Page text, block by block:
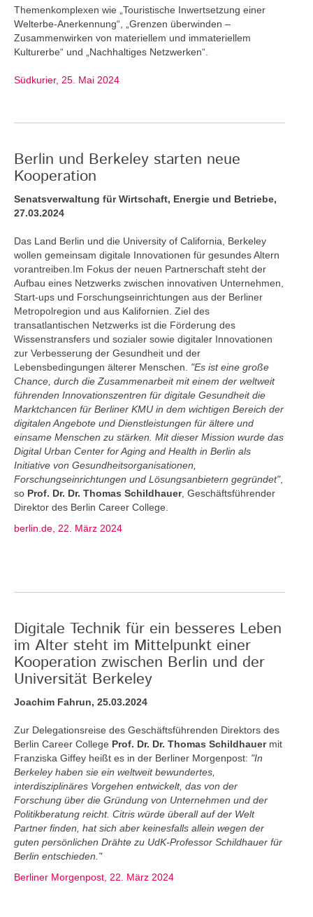
Themenkomplexen wie „Touristische Inwertsetzung einer
Welterbe-Anerkennung“, „Grenzen überwinden –
Zusammenwirken von materiellem und immateriellem
Kulturerbe“ und „Nachhaltiges Netzwerken“.
Südkurier, 25. Mai 2024
Berlin und Berkeley starten neue
Kooperation
Senatsverwaltung für Wirtschaft, Energie und Betriebe,
27.03.2024
Das Land Berlin und die University of California, Berkeley
wollen gemeinsam digitale Innovationen für gesundes Altern
vorantreiben.Im Fokus der neuen Partnerschaft steht der
Aufbau eines Netzwerks zwischen innovativen Unternehmen,
Start-ups und Forschungseinrichtungen aus der Berliner
Metropolregion und aus Kalifornien. Ziel des
transatlantischen Netzwerks ist die Förderung des
Wissenstransfers und sozialer sowie digitaler Innovationen
zur Verbesserung der Gesundheit und der
Lebensbedingungen älterer Menschen. "Es ist eine große
Chance, durch die Zusammenarbeit mit einem der weltweit
führenden Innovationszentren für digitale Gesundheit die
Marktchancen für Berliner KMU in dem wichtigen Bereich der
digitalen Angebote und Dienstleistungen für ältere und
einsame Menschen zu stärken. Mit dieser Mission wurde das
Digital Urban Center for Aging and Health in Berlin als
Initiative von Gesundheitsorganisationen,
Forschungseinrichtungen und Lösungsanbietern gegründet",
so Prof. Dr. Dr. Thomas Schildhauer, Geschäftsführender
Direktor des Berlin Career College.
berlin.de, 22. März 2024
Digitale Technik für ein besseres Leben
im Alter steht im Mittelpunkt einer
Kooperation zwischen Berlin und der
Universität Berkeley
Joachim Fahrun, 25.03.2024
Zur Delegationsreise des Geschäftsführenden Direktors des
Berlin Career College Prof. Dr. Dr. Thomas Schildhauermit
Franziska Giffey heißt es in der Berliner Morgenpost: "In
Berkeley haben sie ein weltweit bewundertes,
interdisziplinäres Vorgehen entwickelt, das von der
Forschung über die Gründung von Unternehmen und der
Politikberatung reicht. Citris würde überall auf der Welt
Partner finden, hat sich aber keinesfalls allein wegen der
guten persönlichen Drähte zu UdK-Professor Schildhauer für
Berlin entschieden."
Berliner Morgenpost, 22. März 2024